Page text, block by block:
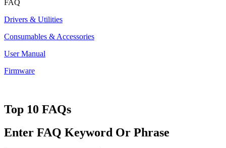
FAQ
Drivers & Utilities
Consumables & Accessories
User Manual
Firmware
Top 10 FAQs
Enter FAQ Keyword Or Phrase